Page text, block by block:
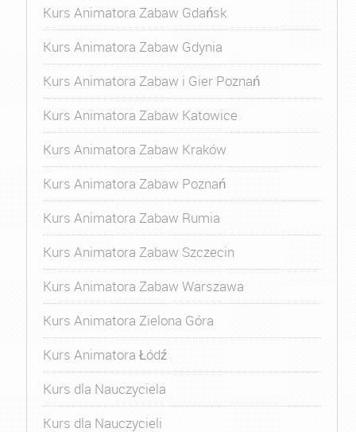
Kurs Animatora Zabaw Gdańsk
Kurs Animatora Zabaw Gdynia
Kurs Animatora Zabaw i Gier Poznań
Kurs Animatora Zabaw Katowice
Kurs Animatora Zabaw Kraków
Kurs Animatora Zabaw Poznań
Kurs Animatora Zabaw Rumia
Kurs Animatora Zabaw Szczecin
Kurs Animatora Zabaw Warszawa
Kurs Animatora Zielona Góra
Kurs Animatora Łódź
Kurs dla Nauczyciela
Kurs dla Nauczycieli